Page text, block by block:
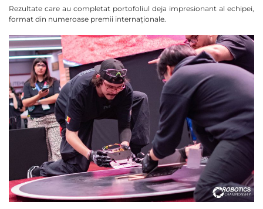
Rezultate care au completat portofoliul deja impresionant al echipei,
format din numeroase premii internaționale.